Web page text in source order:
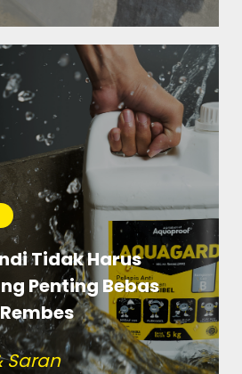
Tidak Harus
Penting Bebas
Saran